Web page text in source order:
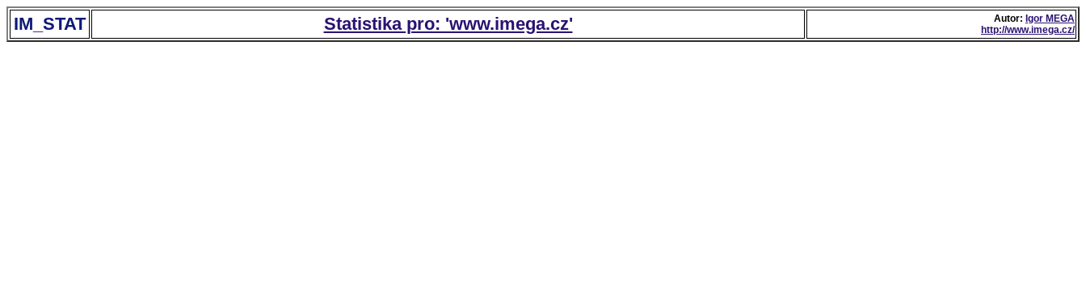
IM_STAT Statistika pro: 'www.imega.cz' Autor: Igor MEGA
http://www.imega.cz/